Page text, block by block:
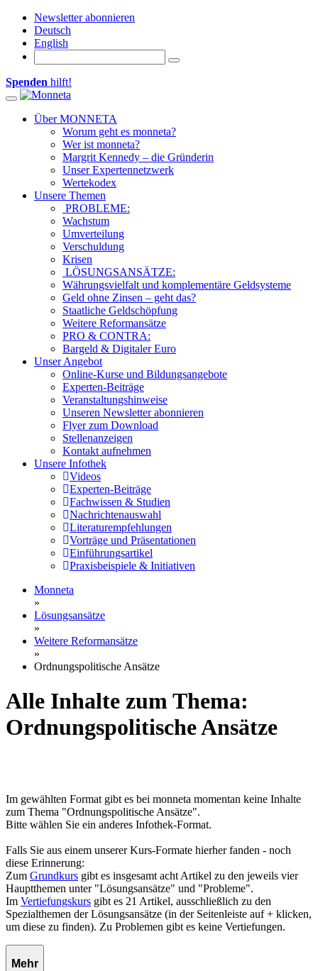
Newsletter abonnieren
Deutsch
English
Spenden hilft!
Toggle navigation
Über MONNETA
Worum geht es monneta?
Wer ist monneta?
Margrit Kennedy – die Gründerin
Unser Expertennetzwerk
Wertekodex
Unsere Themen
PROBLEME:
Wachstum
Umverteilung
Verschuldung
Krisen
LÖSUNGSANSÄTZE:
Währungsvielfalt und komplementäre Geldsysteme
Geld ohne Zinsen – geht das?
Staatliche Geldschöpfung
Weitere Reformansätze
PRO & CONTRA:
Bargeld & Digitaler Euro
Unser Angebot
Online-Kurse und Bildungsangebote
Experten-Beiträge
Veranstaltungshinweise
Unseren Newsletter abonnieren
Flyer zum Download
Stellenanzeigen
Kontakt aufnehmen
Unsere Infothek
Videos
Experten-Beiträge
Fachwissen & Studien
Nachrichtenauswahl
Literaturempfehlungen
Vorträge und Präsentationen
Einführungsartikel
Praxisbeispiele & Initiativen
Monneta
»
Lösungsansätze
»
Weitere Reformansätze
»
Ordnungspolitische Ansätze
Alle Inhalte zum Thema:
Ordnungspolitische Ansätze
Im gewählten Format gibt es bei monneta momentan keine Inhalte
zum Thema "Ordnungspolitische Ansätze".
Bitte wählen Sie ein anderes Infothek-Format.
Falls Sie aus einem unserer Kurs-Formate hierher fanden - noch
diese Erinnerung:
Zum Grundkurs gibt es insgesamt acht Artikel zu den jeweils vier
Hauptthemen unter "Lösungsansätze" und "Probleme".
Im Vertiefungskurs gibt es 21 Artikel, ausschließlich zu den
Spezialthemen der Lösungsansätze (in der Seitenleiste auf + klicken,
um diese zu finden). Zu Problemen gibt es keine Vertiefungen.
Mehr